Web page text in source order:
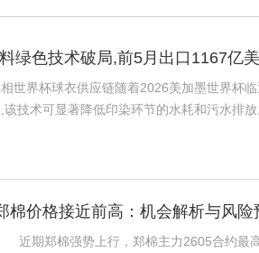
绿色技术破局,前5月出口1167亿
世界杯球衣供应链随着2026美加墨世界杯
技术可显著降低印染环节的水耗和污水排
棉价格接近前高：机会解析与风险
近期郑棉强势上行，郑棉主力2605合约最